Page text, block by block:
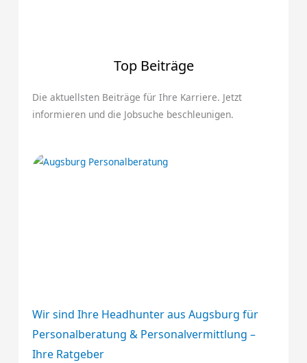
Top Beiträge
Die aktuellsten Beiträge für Ihre Karriere. Jetzt
informieren und die Jobsuche beschleunigen.
Wir sind Ihre Headhunter aus Augsburg für
Personalberatung & Personalvermittlung –
Ihre Ratgeber